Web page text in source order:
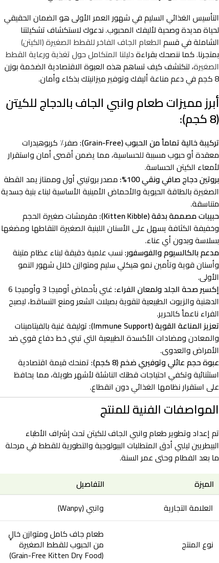
التأسيس الغذائي السليم في شهور العمر الأولى هو الضمان الحقيقي
لحياة مديدة وصحية لأليفك المحبوب. ندعوك لاستكشاف تشكيلتنا
الشاملة في قسم الطعام الجاف الفاخر للقطط الصغيرة (الكيتن)
بمتجرنا. كما ننصحك بقراءةدليلنا المتكامل حول تغذية ورعاية القطط
الصغيرة، لتكتشف كيف تساهم هذه العبوة الاقتصادية الضخمة بوزن
8 كجم في دعم مناعة أليفك وتوفير ميزانيتك بذكاء وأمان.
أبرز مميزات طعام وانبي الجاف بالدجاج للكيتن
(8 كجم):
تركيبة خالية تماماً من الحبوب (Grain-Free):
صفر٪ كربوهيدرات
معقدة أو حبوب مسببة للحساسية، مما يضمن أقصى أمان واستقرار
لأمعاء الكيتن الحساسة.
بروتين دجاج صافي ونقي 100%:
مصدر بروتيني أول وممتاز يمد القطة
الصغيرة بالطاقة الحيوية والأحماض الأمينية الأساسية لبناء بنية جسدية
متناسقة.
حبيبات مصممة بدقة (Kitten Kibble):
مقرمشات صغيرة الحجم
وخفيفة الكثافة يسهل على الأسنان اللبنية الصغيرة التقاطها ومضغها
بسلاسة وبدون أي عناء.
مدعم بالكالسيوم والفوسفور: نسب علمية دقيقة لبناء عظام متينة
وأسنان قوية وتأمين نمو هيكلي سليم ومتوازن خلال شهور النمو
الأولى.
إكسير صحة الجلد ولمعان الفراء:
غني بأحماض أوميجا 3 وأوميجا 6
الدهنية والزيوت الطبيعية لتقوية بصيلات الشعر ومنع التساقط، ليصبح
الفراء ناعماً كالحرير.
تعزيز المناعة القوية (Immune Support):
توليفة غنية بالفيتامينات
والمعادن ومضادات الأكسدة الطبيعية التي تبني خط دفاع قوي ضد
الأمراض والعدوى.
عبوة حجم عائلي وتوفيري ضخم (8 كجم):
تمنحك قيمة اقتصادية
استثنائية وتكفي احتياجات قطتك الناشئة لأشهر طويلة، مما يحافظ
على استقرار نظامها الغذائي دون انقطاع.
المواصفات الفنية للمنتج
تم إعداد وتطوير طعام وانبي الجاف للكيتن تحت إشراف الأطباء
البيطريين ليلبي أدق المتطلبات البيولوجية والتطورية للقطط في مرحلة
ما بعد الفطام وحتى عمر السنة.
الميزة
التفاصيل
العلامة التجارية
وانبي (Wanpy)
نوع المنتج
طعام جاف كامل ومتوازن خالٍ
من الحبوب للقطط الصغيرة
(Grain-Free Kitten Dry Food)